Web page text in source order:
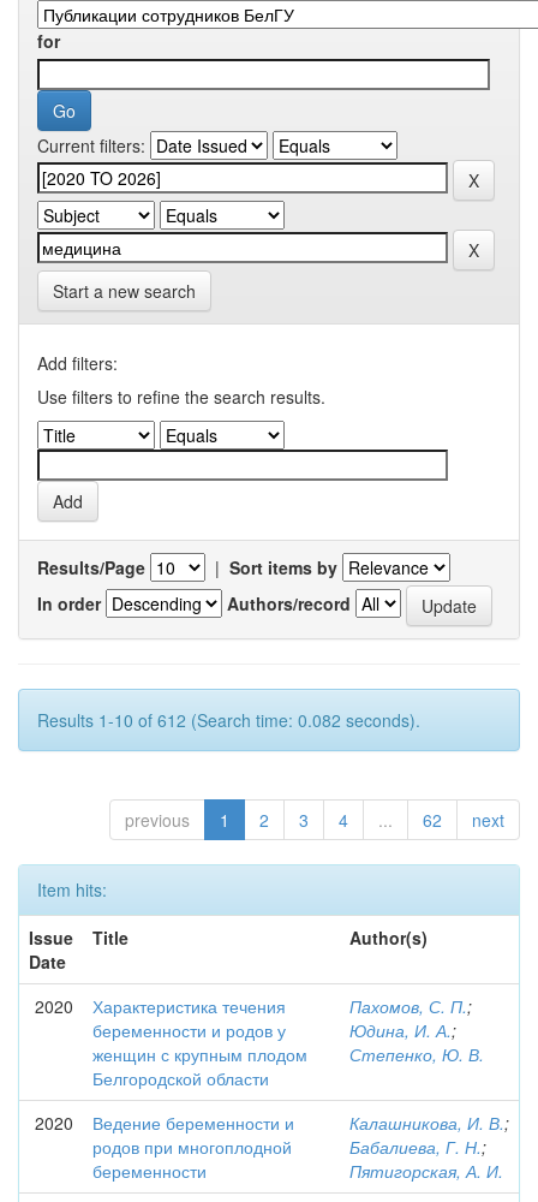
for
Current filters:
Start a new search
Add filters:
Use filters to refine the search results.
Results/Page | Sort items by
In order
Authors/record
Results 1-10 of 612 (Search time: 0.082 seconds).
previous 1 2 3 4 ... 62 next
Item hits:
Issue
Date
Title Author(s)
2020
Характеристика течения
беременности и родов у
женщин с крупным плодом
Белгородской области
Пахомов, С. П.;
Юдина, И. А.;
Степенко, Ю. В.
2020
Ведение беременности и
родов при многоплодной
беременности
Калашникова, И. В.;
Бабалиева, Г. Н.;
Пятигорская, А. И.